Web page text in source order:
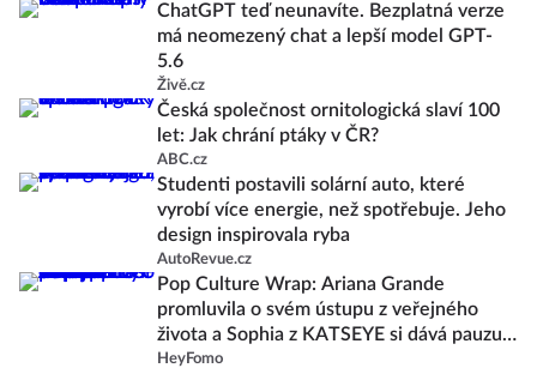
ChatGPT teď neunavíte. Bezplatná verze
má neomezený chat a lepší model GPT-
5.6
Živě.cz
Česká společnost ornitologická slaví 100
let: Jak chrání ptáky v ČR?
ABC.cz
Studenti postavili solární auto, které
vyrobí více energie, než spotřebuje. Jeho
design inspirovala ryba
AutoRevue.cz
Pop Culture Wrap: Ariana Grande
promluvila o svém ústupu z veřejného
života a Sophia z KATSEYE si dává pauzu
od skupiny
HeyFomo